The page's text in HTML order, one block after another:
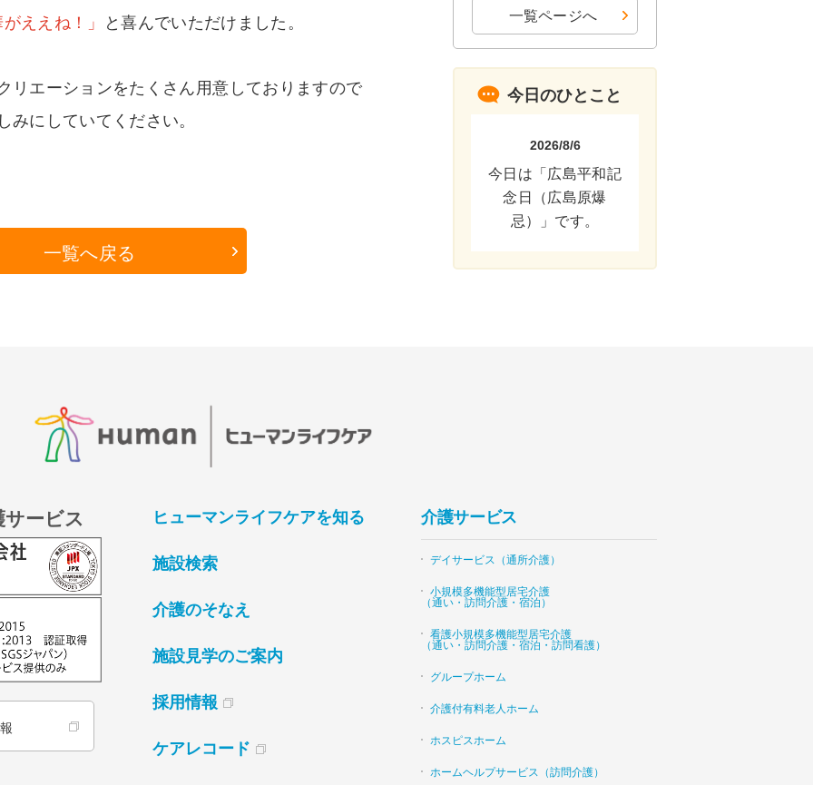
ええね！」
と喜んでいただけました。
リエーションをたくさん用意しておりますので
みにしていてください。
一覧へ戻る
一覧ページへ
今日のひとこと
2026/8/6
今日は「広島平和記
念日（広島原爆
忌）」です。
ービス ヒューマンライフケアを知る
施設検索
介護のそなえ
施設見学のご案内
採用情報
ケアレコード
介護サービス
デイサービス（通所介護）
小規模多機能型居宅介護
（通い・訪問介護・宿泊）
看護小規模多機能型居宅介護
（通い・訪問介護・宿泊・訪問看護）
グループホーム
介護付有料老人ホーム
ホスピスホーム
ホームヘルプサービス（訪問介護）